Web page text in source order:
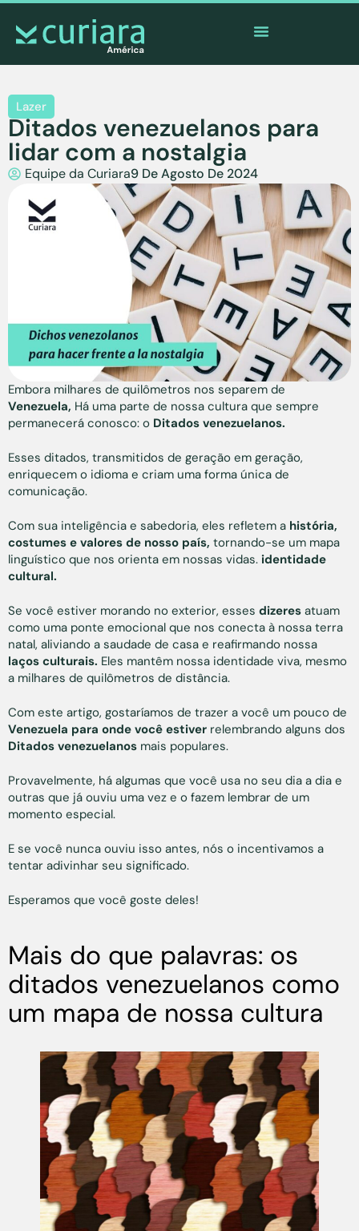
Lazer
Ditados venezuelanos para
lidar com a nostalgia
Equipe da Curiara9 De Agosto De 2024
Embora milhares de quilômetros nos separem de
Venezuela, Há uma parte de nossa cultura que sempre
permanecerá conosco: o Ditados venezuelanos.
Esses ditados, transmitidos de geração em geração,
enriquecem o idioma e criam uma forma única de
comunicação.
Com sua inteligência e sabedoria, eles refletem a história,
costumes e valores de nosso país, tornando-se um mapa
linguístico que nos orienta em nossas vidas. identidade
cultural.
Se você estiver morando no exterior, esses dizeres atuam
como uma ponte emocional que nos conecta à nossa terra
natal, aliviando a saudade de casa e reafirmando nossa
laços culturais. Eles mantêm nossa identidade viva, mesmo
a milhares de quilômetros de distância.
Com este artigo, gostaríamos de trazer a você um pouco de
Venezuela para onde você estiver relembrando alguns dos
Ditados venezuelanos mais populares.
Provavelmente, há algumas que você usa no seu dia a dia e
outras que já ouviu uma vez e o fazem lembrar de um
momento especial.
E se você nunca ouviu isso antes, nós o incentivamos a
tentar adivinhar seu significado.
Esperamos que você goste deles!
Mais do que palavras: os
ditados venezuelanos como
um mapa de nossa cultura